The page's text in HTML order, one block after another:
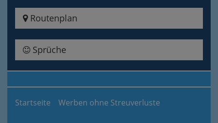
Routenplan
Sprüche
Startseite Werben ohne Streuverluste